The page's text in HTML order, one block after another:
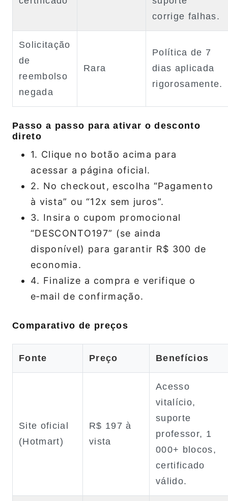
corrige falhas.
Solicitação
de
reembolso
negada
Rara
Política de 7
dias aplicada
rigorosamente.
Passo a passo para ativar o desconto
direto
1. Clique no botão acima para
acessar a página oficial.
2. No checkout, escolha “Pagamento
à vista” ou “12x sem juros”.
3. Insira o cupom promocional
“DESCONTO197” (se ainda
disponível) para garantir R$ 300 de
economia.
4. Finalize a compra e verifique o
e‑mail de confirmação.
Comparativo de preços
Fonte Preço Benefícios
Site oficial
(Hotmart)
R$ 197 à
vista
Acesso
vitalício,
suporte
professor, 1
000+ blocos,
certificado
válido.